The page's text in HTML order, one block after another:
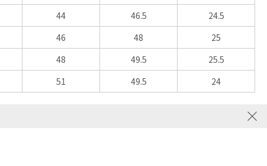
44 46.5
24.5
46 48
25
48 49.5
25.5
51 49.5 24
close